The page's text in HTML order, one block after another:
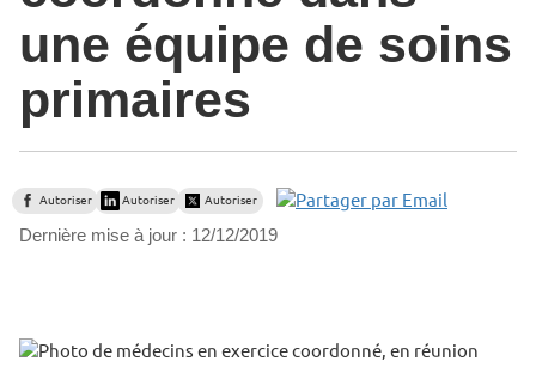
une équipe de soins
primaires
Autoriser Autoriser Autoriser
Dernière mise à jour : 12/12/2019